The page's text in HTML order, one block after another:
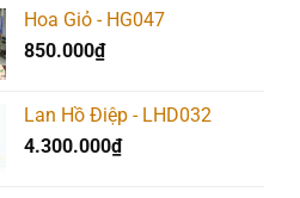
là:
Hoa Giỏ - HG047
850.000₫
Lan Hồ Điệp - LHD032
4.300.000₫